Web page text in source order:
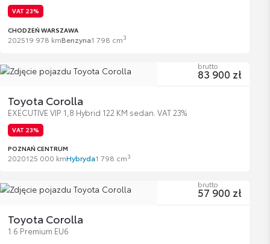
VAT 23%
CHODZEŃ WARSZAWA
202519 978 kmBenzyna1 798 cm3
Toyota Corolla
EXECUTIVE VIP 1,8 Hybrid 122 KM sedan. VAT 23%
VAT 23%
POZNAŃ CENTRUM
2020125 000 kmHybryda1 798 cm3
brutto
83 900 zł
Toyota Corolla
1.6 Premium EU6
brutto
57 900 zł